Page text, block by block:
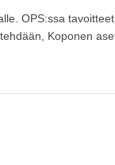
OPS:ssa
Koponen